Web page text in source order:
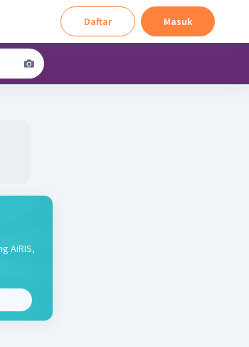
Daftar Masuk
AiRIS,